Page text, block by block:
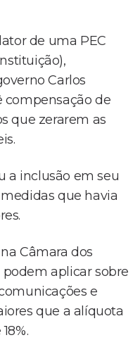
de uma PEC
Carlos
compensação de
que zerarem as
a inclusão em seu
medidas que havia
Câmara dos
aplicar sobre
e
que a alíquota